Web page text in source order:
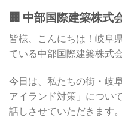
🏢 中部国際建築株式
皆様、こんにちは！岐阜
ている中部国際建築株式
今日は、私たちの街・岐
アイランド対策」につい
話しさせていただきます